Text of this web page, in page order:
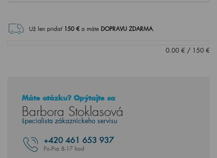
Už len pridať 150€ a máte DOPRAVU ZDARMA.
0.00 € / 150 €
Máte otázku? Opýtajte sa
Barbora Stoklasová
špecialista zákazníckeho servisu
+420 461 653 937
Po-Pia 8-17 hod